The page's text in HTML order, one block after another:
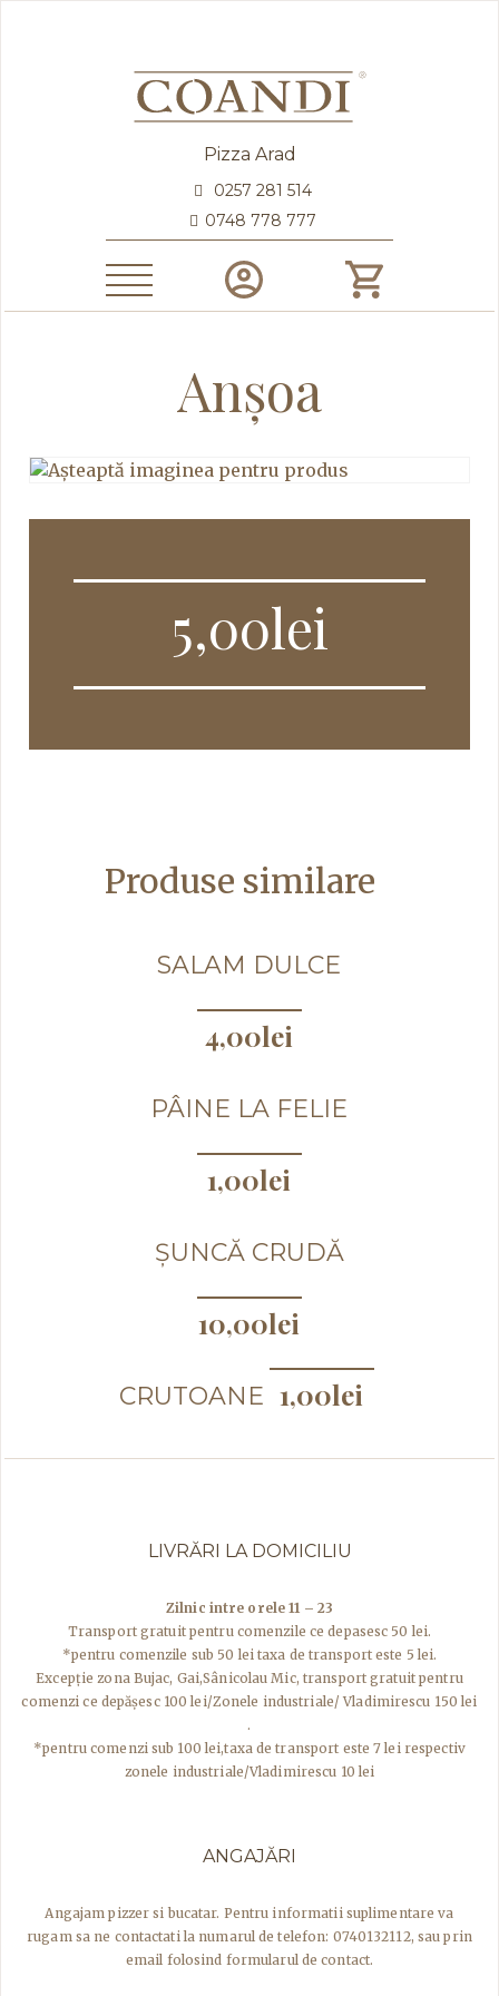
Pizza Arad
0257 281 514
0748 778 777
Anșoa
5,00lei
Produse similare
SALAM DULCE
4,00lei
PÂINE LA FELIE
1,00lei
ȘUNCĂ CRUDĂ
10,00lei
CRUTOANE 1,00lei
LIVRĂRI LA DOMICILIU
Zilnic intre orele 11 – 23
Transport gratuit pentru comenzile ce depasesc 50 lei.
*pentru comenzile sub 50 lei taxa de transport este 5 lei.
Excepţie zona Bujac, Gai,Sânicolau Mic, transport gratuit pentru
comenzi ce depășesc 100 lei/Zonele industriale/ Vladimirescu 150 lei
.
*pentru comenzi sub 100 lei,taxa de transport este 7 lei respectiv
zonele industriale/Vladimirescu 10 lei
ANGAJĂRI
Angajam pizzer si bucatar. Pentru informatii suplimentare va
rugam sa ne contactati la numarul de telefon: 0740132112, sau prin
email folosind formularul de contact.